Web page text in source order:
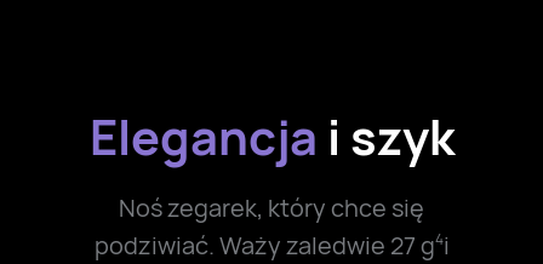
Elegancja i szyk
Noś zegarek, który chce się
podziwiać. Waży zaledwie 27 g4i